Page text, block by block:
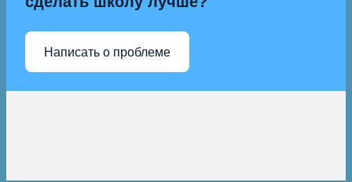
Написать о проблеме